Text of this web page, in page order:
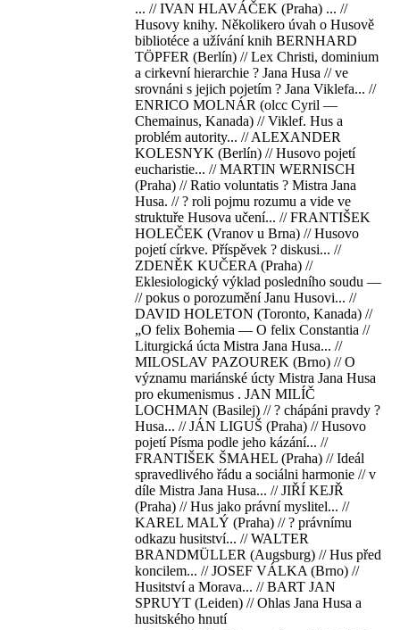
... // IVAN HLAVÁČEK (Praha) ... //
Husovy knihy. Několikero úvah o Husově
bibliotéce a užívání knih BERNHARD
TÖPFER (Berlín) // Lex Christi, dominium
a cirkevní hierarchie ? Jana Husa // ve
srovnáni s jejich pojetím ? Jana Viklefa... //
ENRICO MOLNÁR (olcc Cyril —
Chemainus, Kanada) // Viklef. Hus a
problém autority... // ALEXANDER
KOLESNYK (Berlín) // Husovo pojetí
eucharistie... // MARTIN WERNISCH
(Praha) // Ratio voluntatis ? Mistra Jana
Husa. // ? roli pojmu rozumu a vide ve
struktuře Husova učení... // FRANTIŠEK
HOLEČEK (Vranov u Brna) // Husovo
pojetí církve. Příspěvek ? diskusi... //
ZDENĚK KUČERA (Praha) //
Eklesiologický výklad posledního soudu —
// pokus o porozumění Janu Husovi... //
DAVID HOLETON (Toronto, Kanada) //
„O felix Bohemia — O felix Constantia //
Liturgická úcta Mistra Jana Husa... //
MILOSLAV PAZOUREK (Brno) // O
významu mariánské úcty Mistra Jana Husa
pro ekumenismus . JAN MILÍČ
LOCHMAN (Basilej) // ? chápáni pravdy ?
Husa... // JÁN LIGUŠ (Praha) // Husovo
pojetí Písma podle jeho kázání... //
FRANTIŠEK ŠMAHEL (Praha) // Ideál
spravedlivého řádu a sociálni harmonie // v
díle Mistra Jana Husa... // JIŘÍ KEJŘ
(Praha) // Hus jako právní myslitel... //
KAREL MALÝ (Praha) // ? právnímu
odkazu husitství... // WALTER
BRANDMÜLLER (Augsburg) // Hus před
koncilem... // JOSEF VÁLKA (Brno) //
Husitství a Morava... // BART JAN
SPRUYT (Leiden) // Ohlas Jana Husa a
husitského hnutí